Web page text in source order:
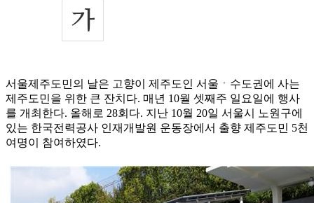
서울제주도민의 날은 고향이 제주도인 서울ㆍ수도권에 사는
제주도민을 위한 큰 잔치다. 매년 10월 셋째주 일요일에 행사
를 개최한다. 올해로 28회다. 지난 10월 20일 서울시 노원구에
있는 한국전력공사 인재개발원 운동장에서 출향 제주도민 5천
여명이 참여하였다.